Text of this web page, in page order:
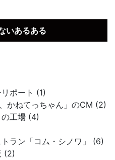
いあるある
ポート (1)
かねてっちゃん」のCM (2)
の工場 (4)
トラン「コム・シノワ」 (6)
(2)